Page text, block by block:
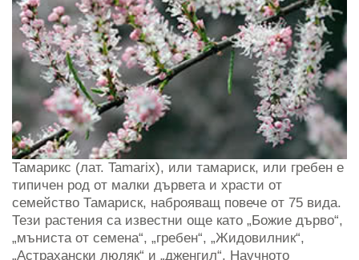
Тамарикс (лат. Tamarix), или тамариск, или гребен е
типичен род от малки дървета и храсти от
семейство Тамариск, наброяващ повече от 75 вида.
Тези растения са известни още като „Божие дърво“,
„мъниста от семена“, „гребен“, „Жидовилник“,
„Астрахански люляк“ и „дженгил“. Научното